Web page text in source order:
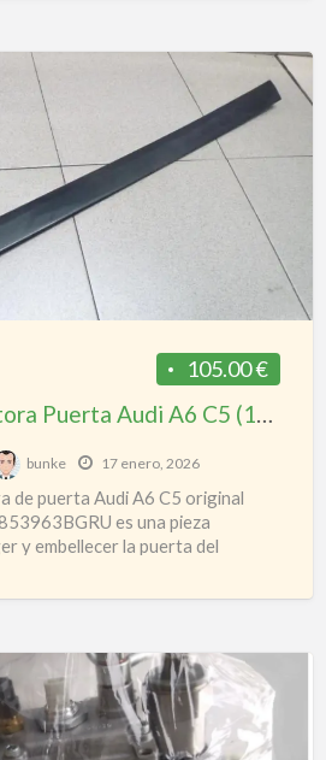
105.00 €
Moldura Protectora Puerta Audi A6 C5 (1997–2004) Original OEM 4B0853963BGRU Imprimada
bunke 17 enero, 2026
de puerta Audi A6 C5 original
es una pieza
y embellecer la puerta del